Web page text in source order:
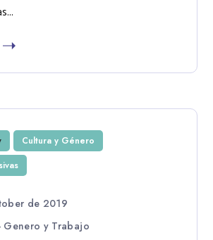
Cultura y Género
de 2019
Genero y Trabajo